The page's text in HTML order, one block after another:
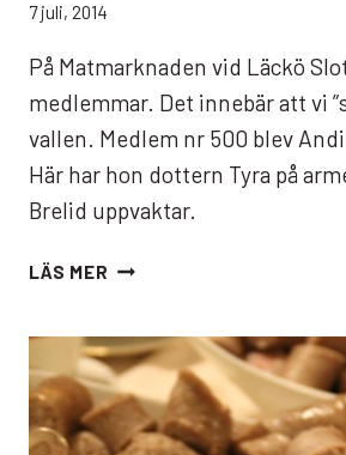
7 juli, 2014
På Matmarknaden vid Läckö
medlemmar. Det innebär att vi
vallen. Medlem nr 500 blev
Här har hon dottern Tyra på
Brelid uppvaktar.
LÄS MER NU
PASSERAT
500